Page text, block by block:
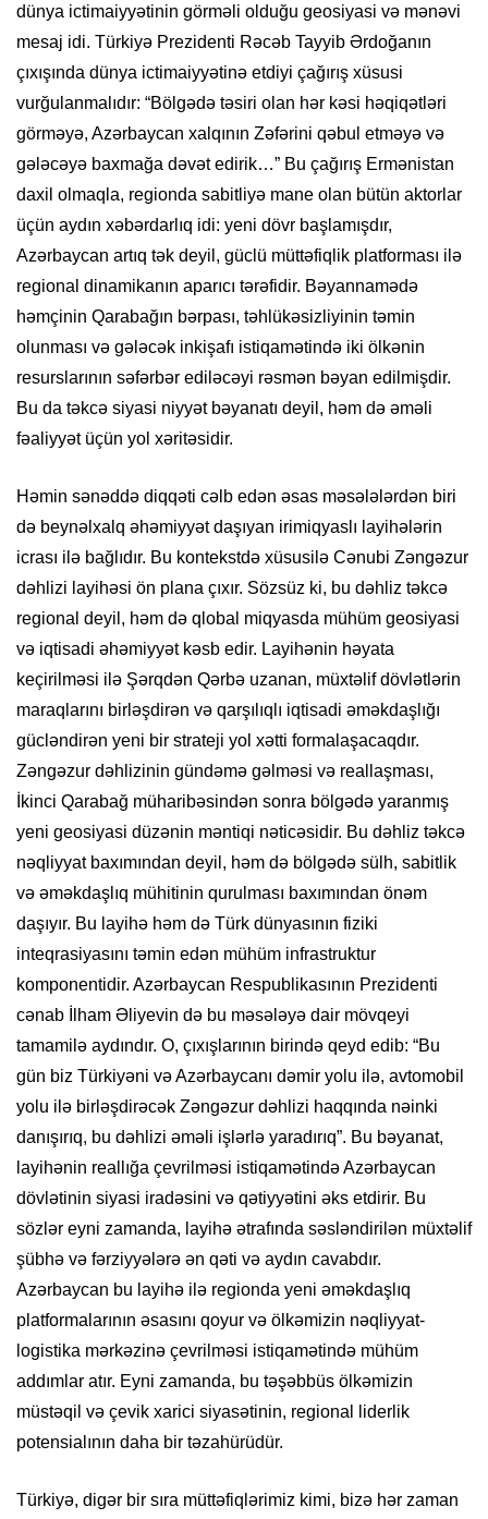
dünya ictimaiyyətinin görməli olduğu geosiyasi və mənəvi
mesaj idi. Türkiyə Prezidenti Rəcəb Tayyib Ərdoğanın
çıxışında dünya ictimaiyyətinə etdiyi çağırış xüsusi
vurğulanmalıdır: “Bölgədə təsiri olan hər kəsi həqiqətləri
görməyə, Azərbaycan xalqının Zəfərini qəbul etməyə və
gələcəyə baxmağa dəvət edirik…” Bu çağırış Ermənistan
daxil olmaqla, regionda sabitliyə mane olan bütün aktorlar
üçün aydın xəbərdarlıq idi: yeni dövr başlamışdır,
Azərbaycan artıq tək deyil, güclü müttəfiqlik platforması ilə
regional dinamikanın aparıcı tərəfidir. Bəyannamədə
həmçinin Qarabağın bərpası, təhlükəsizliyinin təmin
olunması və gələcək inkişafı istiqamətində iki ölkənin
resurslarının səfərbər ediləcəyi rəsmən bəyan edilmişdir.
Bu da təkcə siyasi niyyət bəyanatı deyil, həm də əməli
fəaliyyət üçün yol xəritəsidir.
Həmin sənəddə diqqəti cəlb edən əsas məsələlərdən biri
də beynəlxalq əhəmiyyət daşıyan irimiqyaslı layihələrin
icrası ilə bağlıdır. Bu kontekstdə xüsusilə Cənubi Zəngəzur
dəhlizi layihəsi ön plana çıxır. Sözsüz ki, bu dəhliz təkcə
regional deyil, həm də qlobal miqyasda mühüm geosiyasi
və iqtisadi əhəmiyyət kəsb edir. Layihənin həyata
keçirilməsi ilə Şərqdən Qərbə uzanan, müxtəlif dövlətlərin
maraqlarını birləşdirən və qarşılıqlı iqtisadi əməkdaşlığı
gücləndirən yeni bir strateji yol xətti formalaşacaqdır.
Zəngəzur dəhlizinin gündəmə gəlməsi və reallaşması,
İkinci Qarabağ müharibəsindən sonra bölgədə yaranmış
yeni geosiyasi düzənin məntiqi nəticəsidir. Bu dəhliz təkcə
nəqliyyat baxımından deyil, həm də bölgədə sülh, sabitlik
və əməkdaşlıq mühitinin qurulması baxımından önəm
daşıyır. Bu layihə həm də Türk dünyasının fiziki
inteqrasiyasını təmin edən mühüm infrastruktur
komponentidir. Azərbaycan Respublikasının Prezidenti
cənab İlham Əliyevin də bu məsələyə dair mövqeyi
tamamilə aydındır. O, çıxışlarının birində qeyd edib: “Bu
gün biz Türkiyəni və Azərbaycanı dəmir yolu ilə, avtomobil
yolu ilə birləşdirəcək Zəngəzur dəhlizi haqqında nəinki
danışırıq, bu dəhlizi əməli işlərlə yaradırıq”. Bu bəyanat,
layihənin reallığa çevrilməsi istiqamətində Azərbaycan
dövlətinin siyasi iradəsini və qətiyyətini əks etdirir. Bu
sözlər eyni zamanda, layihə ətrafında səsləndirilən müxtəlif
şübhə və fərziyyələrə ən qəti və aydın cavabdır.
Azərbaycan bu layihə ilə regionda yeni əməkdaşlıq
platformalarının əsasını qoyur və ölkəmizin nəqliyyat-
logistika mərkəzinə çevrilməsi istiqamətində mühüm
addımlar atır. Eyni zamanda, bu təşəbbüs ölkəmizin
müstəqil və çevik xarici siyasətinin, regional liderlik
potensialının daha bir təzahürüdür.
Türkiyə, digər bir sıra müttəfiqlərimiz kimi, bizə hər zaman